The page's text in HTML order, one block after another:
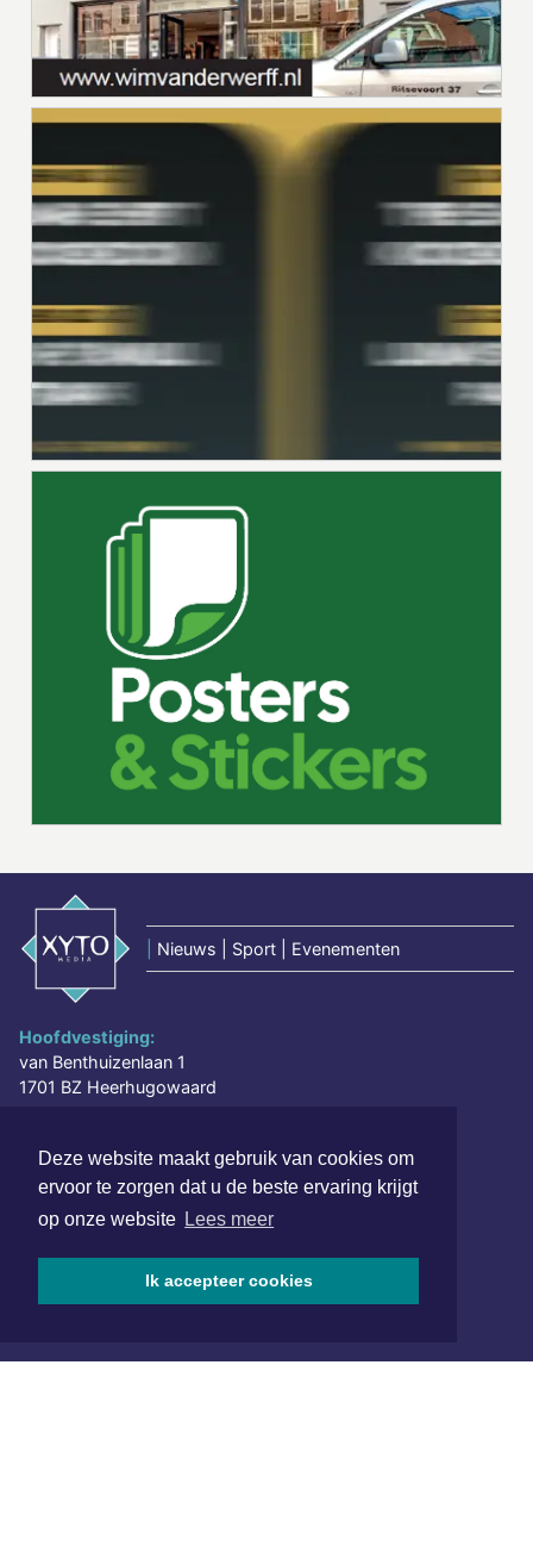
Deze website maakt gebruik van cookies om
ervoor te zorgen dat u de beste ervaring krijgt
op onze website Lees meer
Ik accepteer cookies
Nieuws | Sport | Evenementen
Hoofdvestiging:
van Benthuizenlaan 1
1701 BZ Heerhugowaard
redactie@xyto.nl
www.xyto.nl